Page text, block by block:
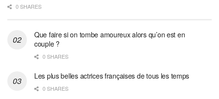
0 SHARES
Que faire si on tombe amoureux alors qu’on est en
couple ?
0 SHARES
Les plus belles actrices françaises de tous les temps
0 SHARES